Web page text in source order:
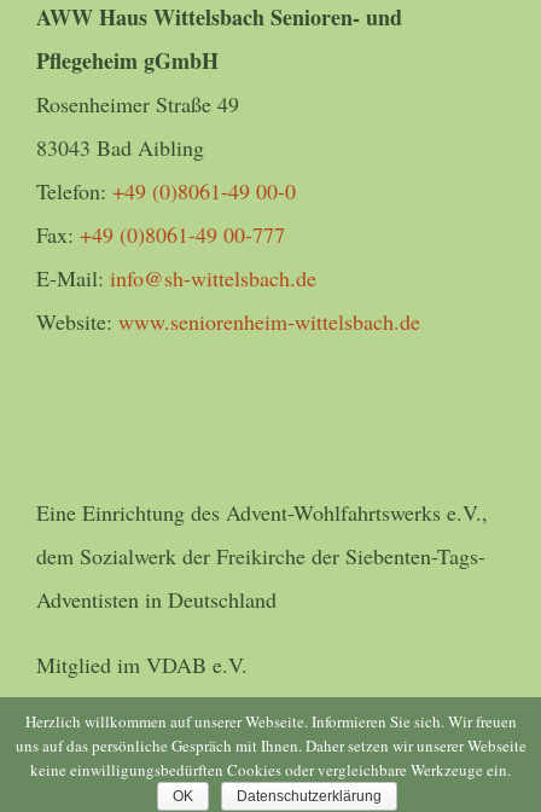
AWW Haus Wittelsbach Senioren- und
Pflegeheim gGmbH
Rosenheimer Straße 49
83043 Bad Aibling
Telefon: +49 (0)8061-49 00-0
Fax: +49 (0)8061-49 00-777
E-Mail: info@sh-wittelsbach.de
Website: www.seniorenheim-wittelsbach.de
Eine Einrichtung des Advent-Wohlfahrtswerks e.V.,
dem Sozialwerk der Freikirche der Siebenten-Tags-
Adventisten in Deutschland
Mitglied im VDAB e.V.
© Copyright 2016 -2026 | Umsetzungblic-voraus| All Rights
Reserved
Herzlich willkommen auf unserer Webseite. Informieren Sie sich. Wir freuen
uns auf das persönliche Gespräch mit Ihnen. Daher setzen wir unserer Webseite
keine einwilligungsbedürften Cookies oder vergleichbare Werkzeuge ein.
OK Datenschutzerklärung